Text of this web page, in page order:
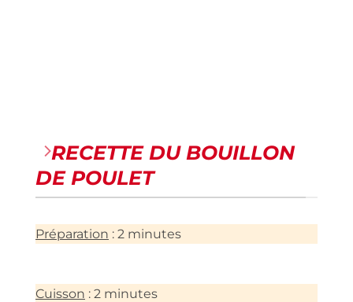
RECETTE DU BOUILLON
DE POULET
Préparation : 2 minutes
Cuisson : 2 minutes